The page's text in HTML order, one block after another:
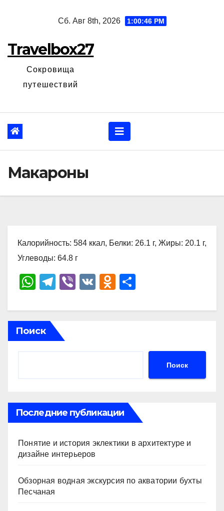
Сб. Авг 8th, 2026 1:00:47 PM
Travelbox27
Сокровища
путешествий
Макароны
Калорийность: 584 ккал, Белки: 26.1 г, Жиры: 20.1 г,
Углеводы: 64.8 г
W
at
s
A
T
e
gr
a
Vi
er
V
O
n
ki
р
ть
Поиск
Поиск
Последние публикации
Понятие и история эклектики в архитектуре и
дизайне интерьеров
Обзорная водная экскурсия по акватории бухты
Песчаная